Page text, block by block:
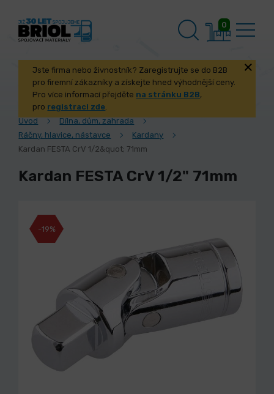
0
Jste firma nebo živnostník? Zaregistrujte se do B2B
pro firemní zákazníky a získejte hned výhodnější ceny.
Pro více informací přejděte na stránku B2B,
pro registraci zde.
Úvod
Dílna, dům, zahrada
Ráčny, hlavice, nástavce
Kardany
Kardan FESTA CrV 1/2&quot; 71mm
Kardan FESTA CrV 1/2" 71mm
-19%